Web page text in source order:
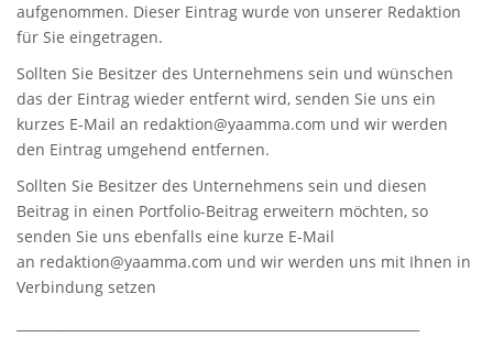
aufgenommen. Dieser Eintrag wurde von unserer Redaktion
für Sie eingetragen.
Sollten Sie Besitzer des Unternehmens sein und wünschen
das der Eintrag wieder entfernt wird, senden Sie uns ein
kurzes E-Mail an redaktion@yaamma.com und wir werden
den Eintrag umgehend entfernen.
Sollten Sie Besitzer des Unternehmens sein und diesen
Beitrag in einen Portfolio-Beitrag erweitern möchten, so
senden Sie uns ebenfalls eine kurze E-Mail
an redaktion@yaamma.com und wir werden uns mit Ihnen in
Verbindung setzen